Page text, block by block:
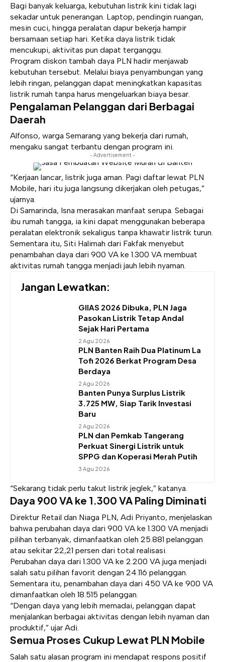
Bagi banyak keluarga, kebutuhan listrik kini tidak lagi
sekadar untuk penerangan. Laptop, pendingin ruangan,
mesin cuci, hingga peralatan dapur bekerja hampir
bersamaan setiap hari. Ketika daya listrik tidak
mencukupi, aktivitas pun dapat terganggu.
Program diskon tambah daya PLN hadir menjawab
kebutuhan tersebut. Melalui biaya penyambungan yang
lebih ringan, pelanggan dapat meningkatkan kapasitas
listrik rumah tanpa harus mengeluarkan biaya besar.
Pengalaman Pelanggan dari Berbagai
Daerah
Alfonso, warga Semarang yang bekerja dari rumah,
mengaku sangat terbantu dengan program ini.
- Advertisement -
“Kerjaan lancar, listrik juga aman. Pagi daftar lewat PLN
Mobile, hari itu juga langsung dikerjakan oleh petugas,”
ujarnya.
Di Samarinda, Isna merasakan manfaat serupa. Sebagai
ibu rumah tangga, ia kini dapat menggunakan beberapa
peralatan elektronik sekaligus tanpa khawatir listrik turun.
Sementara itu, Siti Halimah dari Fakfak menyebut
penambahan daya dari 900 VA ke 1.300 VA membuat
aktivitas rumah tangga menjadi jauh lebih nyaman.
Jangan Lewatkan:
GIIAS 2026 Dibuka, PLN Jaga
Pasokan Listrik Tetap Andal
Sejak Hari Pertama
2 Agu 2026
PLN Banten Raih Dua Platinum La
Tofi 2026 Berkat Program Desa
Berdaya
2 Agu 2026
Banten Punya Surplus Listrik
3.725 MW, Siap Tarik Investasi
Baru
2 Agu 2026
PLN dan Pemkab Tangerang
Perkuat Sinergi Listrik untuk
SPPG dan Koperasi Merah Putih
3 Agu 2026
“Sekarang tidak perlu takut listrik jeglek,” katanya.
Daya 900 VA ke 1.300 VA Paling Diminati
Direktur Retail dan Niaga PLN, Adi Priyanto, menjelaskan
bahwa perubahan daya dari 900 VA ke 1.300 VA menjadi
pilihan terbanyak, dimanfaatkan oleh 25.881 pelanggan
atau sekitar 22,21 persen dari total realisasi.
Perubahan daya dari 1.300 VA ke 2.200 VA juga menjadi
salah satu pilihan favorit dengan 24.116 pelanggan.
Sementara itu, penambahan daya dari 450 VA ke 900 VA
dimanfaatkan oleh 18.515 pelanggan.
“Dengan daya yang lebih memadai, pelanggan dapat
menjalankan berbagai aktivitas dengan lebih nyaman dan
produktif,” ujar Adi.
Semua Proses Cukup Lewat PLN Mobile
Salah satu alasan program ini mendapat respons positif